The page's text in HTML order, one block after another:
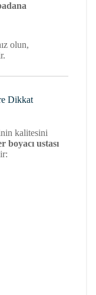
olun,
Dikkat
kalitesini
boyacı ustası